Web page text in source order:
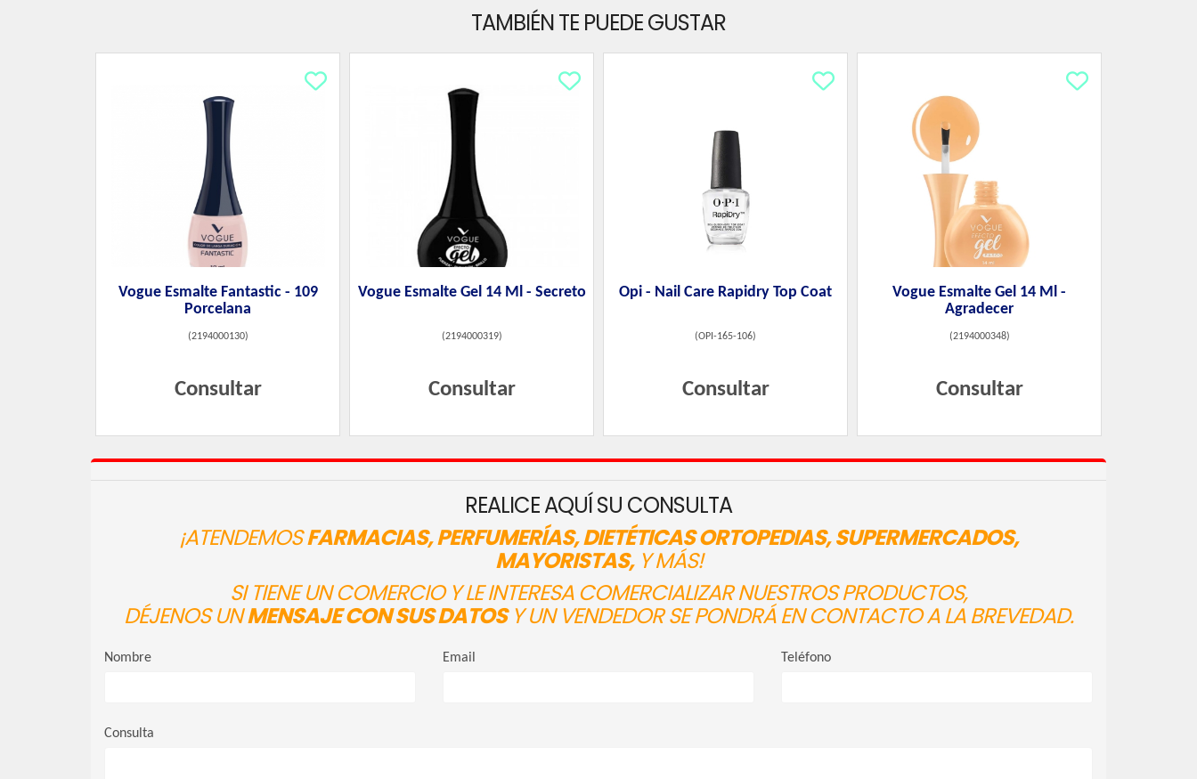
TAMBIÉN TE PUEDE GUSTAR
Vogue Esmalte Fantastic - 109
Porcelana
(2194000130)
Consultar
Vogue Esmalte Gel 14 Ml - Secreto
(2194000319)
Consultar
Opi - Nail Care Rapidry Top Coat
(OPI-165-106)
Consultar
Vogue Esmalte Gel 14 Ml -
Agradecer
(2194000348)
Consultar
REALICE AQUÍ SU CONSULTA
¡ATENDEMOSFARMACIAS, PERFUMERÍAS, DIETÉTICAS ORTOPEDIAS, SUPERMERCADOS,
MAYORISTAS,Y MÁS!
SI TIENE UN COMERCIO Y LE INTERESA COMERCIALIZAR NUESTROS PRODUCTOS,
DÉJENOS UNMENSAJE CON SUS DATOSY UN VENDEDOR SE PONDRÁ EN CONTACTO A LA BREVEDAD.
Nombre Email Teléfono
Consulta